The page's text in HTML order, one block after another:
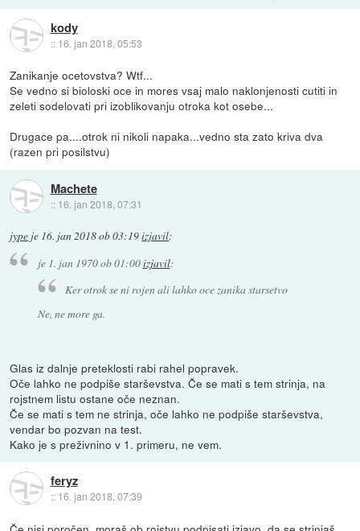
kody
:: 16. jan 2018, 05:53
Zanikanje ocetovstva? Wtf...
Se vedno si bioloski oce in mores vsaj malo naklonjenosti cutiti in
zeleti sodelovati pri izoblikovanju otroka kot osebe...
Drugace pa....otrok ni nikoli napaka...vedno sta zato kriva dva
(razen pri posilstvu)
Machete
:: 16. jan 2018, 07:31
jype je 16. jan 2018 ob 03:19izjavil:
je 1. jan 1970 ob 01:00izjavil:
Ker otrok se ni rojen ali lahko oce zanika starsetvo
Ne, ne more ga.
Glas iz dalnje preteklosti rabi rahel popravek.
Oče lahko ne podpiše starševstva. Če se mati s tem strinja, na
rojstnem listu ostane oče neznan.
Če se mati s tem ne strinja, oče lahko ne podpiše starševstva,
vendar bo pozvan na test.
Kako je s preživnino v 1. primeru, ne vem.
feryz
:: 16. jan 2018, 07:39